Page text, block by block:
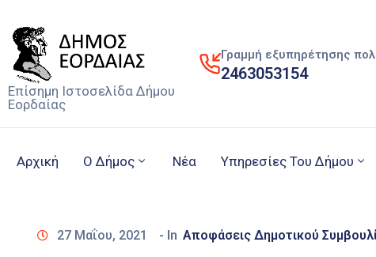
Επίσημη Ιστοσελίδα Δήμου
Εορδαίας
Γραμμή εξυπηρέτησης
2463053154
Αρχική Ο Δήμος Νέα Υπηρεσίες Του Δήμου
27 Μαΐου, 2021 - In Αποφάσεις Δημοτικού